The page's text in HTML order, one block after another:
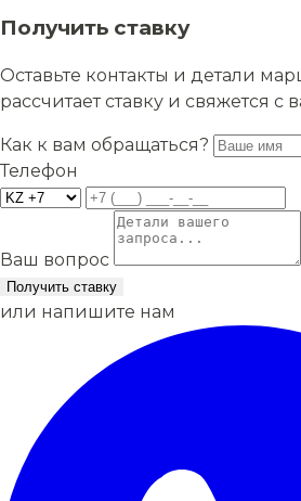
Получить ставку
Оставьте контакты и детали
рассчитает ставку и свяжется с
Как к вам обращаться?
Телефон
Ваш вопрос
Получить ставку
или напишите нам